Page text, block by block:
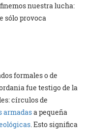
nuestra lucha:
sólo provoca
formales o de
fue testigo de la
círculos de
armadasa pequeña
. Esto significa